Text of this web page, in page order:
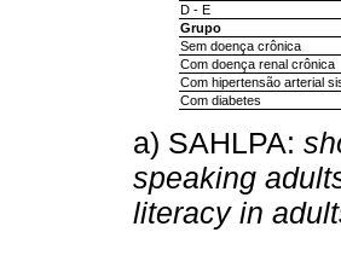
D - E
Grupo
Sem doença crônica
Com doença renal crônica
Com hipertensão arterial
Com diabetes
a) SAHLPA:
speaking
literacy in